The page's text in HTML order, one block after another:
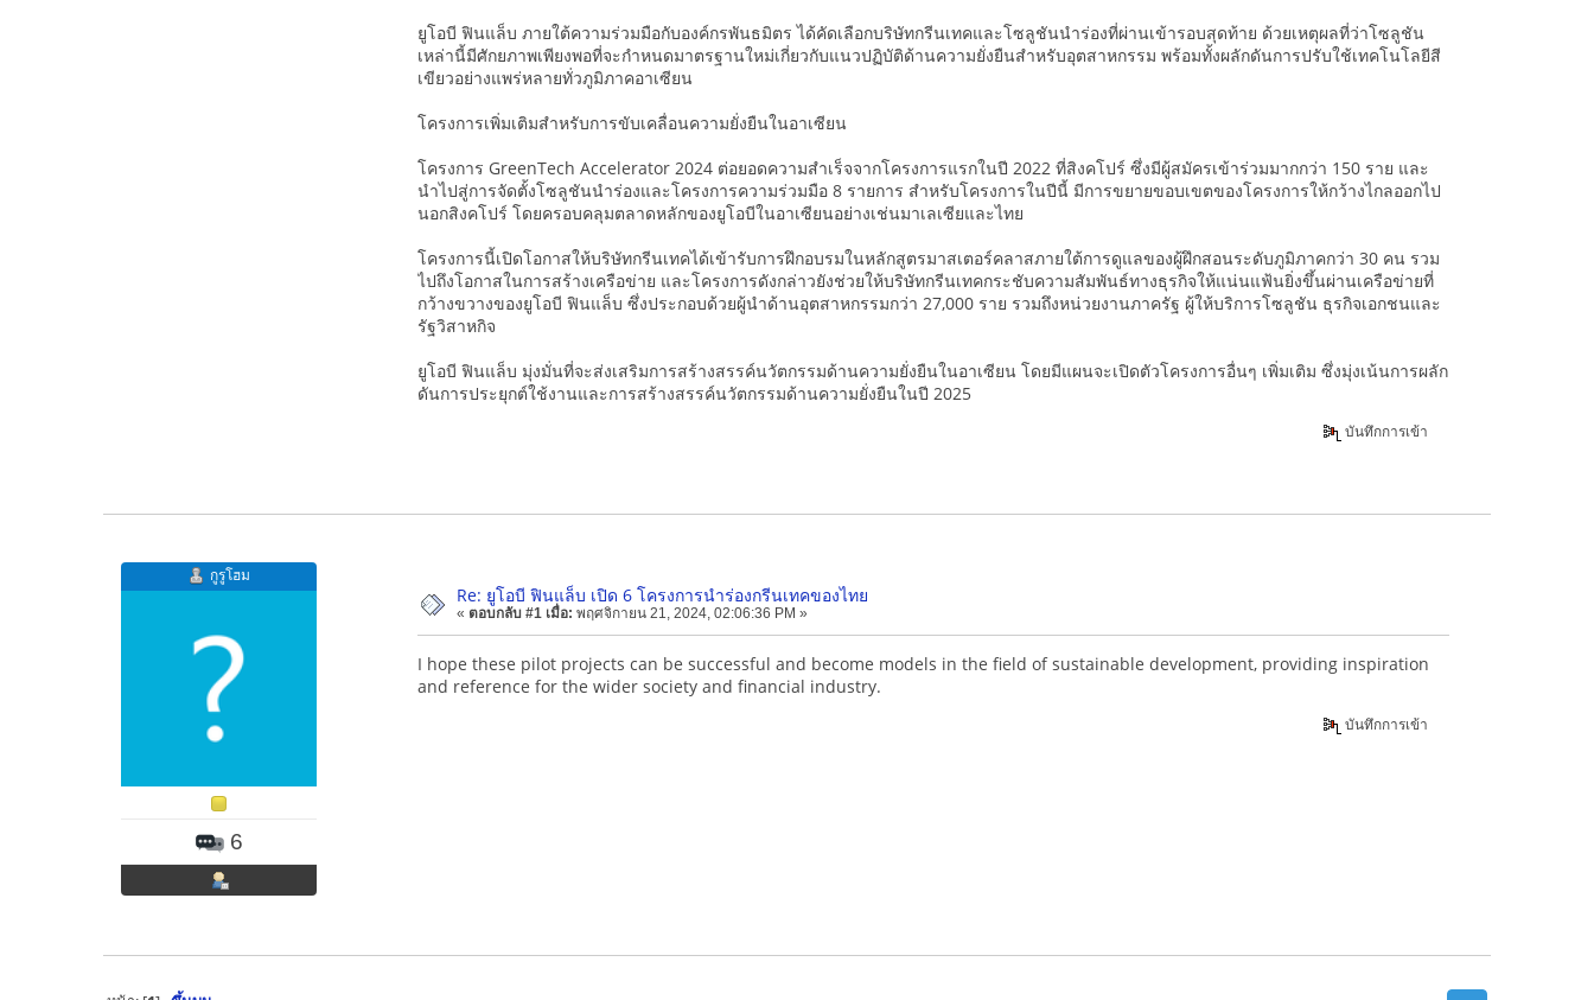
ยูโอบี ฟินแล็บ ภายใต้ความร่วมมือกับองค์กรพันธมิตร ได้คัดเลือกบริษัทกรีนเทคและโซลูชันนำร่องที่ผ่านเข้ารอบสุดท้าย ด้วยเหตุผลที่ว่าโซลูชัน
เหล่านี้มีศักยภาพเพียงพอที่จะกำหนดมาตรฐานใหม่เกี่ยวกับแนวปฏิบัติด้านความยั่งยืนสำหรับอุตสาหกรรม พร้อมทั้งผลักดันการปรับใช้เทคโนโลยีสี
เขียวอย่างแพร่หลายทั่วภูมิภาคอาเซียน
โครงการเพิ่มเติมสำหรับการขับเคลื่อนความยั่งยืนในอาเซียน
โครงการ GreenTech Accelerator 2024 ต่อยอดความสำเร็จจากโครงการแรกในปี 2022 ที่สิงคโปร์ ซึ่งมีผู้สมัครเข้าร่วมมากกว่า 150 ราย และ
นำไปสู่การจัดตั้งโซลูชันนำร่องและโครงการความร่วมมือ 8 รายการ สำหรับโครงการในปีนี้ มีการขยายขอบเขตของโครงการให้กว้างไกลออกไป
นอกสิงคโปร์ โดยครอบคลุมตลาดหลักของยูโอบีในอาเซียนอย่างเช่นมาเลเซียและไทย
โครงการนี้เปิดโอกาสให้บริษัทกรีนเทคได้เข้ารับการฝึกอบรมในหลักสูตรมาสเตอร์คลาสภายใต้การดูแลของผู้ฝึกสอนระดับภูมิภาคกว่า 30 คน รวม
ไปถึงโอกาสในการสร้างเครือข่าย และโครงการดังกล่าวยังช่วยให้บริษัทกรีนเทคกระชับความสัมพันธ์ทางธุรกิจให้แน่นแฟ้นยิ่งขึ้นผ่านเครือข่ายที่
กว้างขวางของยูโอบี ฟินแล็บ ซึ่งประกอบด้วยผู้นำด้านอุตสาหกรรมกว่า 27,000 ราย รวมถึงหน่วยงานภาครัฐ ผู้ให้บริการโซลูชัน ธุรกิจเอกชนและ
รัฐวิสาหกิจ
ยูโอบี ฟินแล็บ มุ่งมั่นที่จะส่งเสริมการสร้างสรรค์นวัตกรรมด้านความยั่งยืนในอาเซียน โดยมีแผนจะเปิดตัวโครงการอื่นๆ เพิ่มเติม ซึ่งมุ่งเน้นการผลัก
ดันการประยุกต์ใช้งานและการสร้างสรรค์นวัตกรรมด้านความยั่งยืนในปี 2025
บันทึกการเข้า
กูรูโฮม
6
Re: ยูโอบี ฟินแล็บ เปิด 6 โครงการนำร่องกรีนเทคของไทย
« ตอบกลับ #1 เมื่อ: พฤศจิกายน 21, 2024, 02:06:36 PM »
I hope these pilot projects can be successful and become models in the field of sustainable development, providing inspiration
and reference for the wider society and financial industry.
บันทึกการเข้า